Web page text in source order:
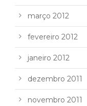
março 2012
fevereiro 2012
janeiro 2012
dezembro 2011
novembro 2011